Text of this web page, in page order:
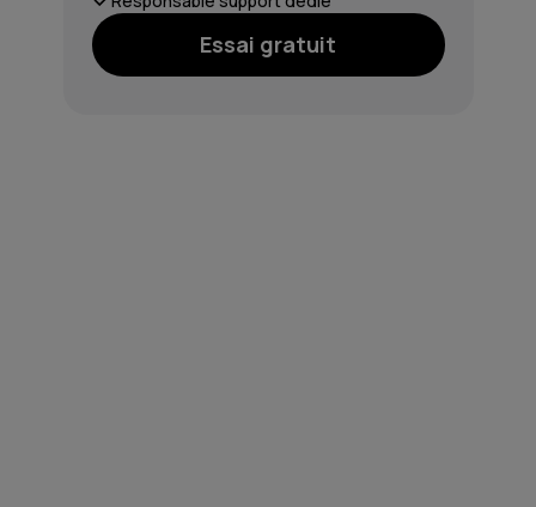
Essai gratuit